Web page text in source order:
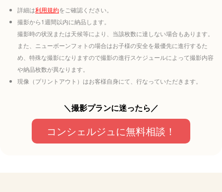
詳細は利用規約をご確認ください。
撮影から1週間以内に納品します。
撮影時の状況または天候等により、当該枚数に達しない場合もあります。
また、ニューボーンフォトの場合はお子様の安全を最優先に進行するた
め、特殊な撮影になりますので撮影の進行スケジュールによって撮影内容
や納品枚数が異なります。
現像（プリントアウト）はお客様自身にて、行なっていただきます。
＼撮影プランに迷ったら／
コンシェルジュに無料相談！